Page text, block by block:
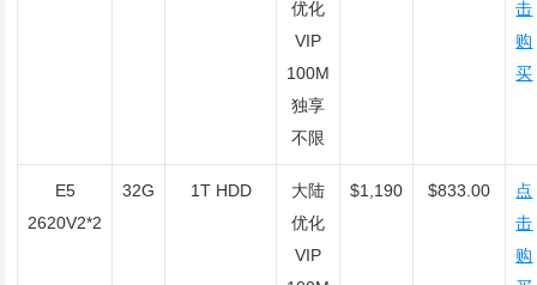
优化
VIP
100M
独享
不限
击
购
买
E5
2620V2*2
32G 1T HDD
大陆
优化
VIP
$1,190 $833.00
点
击
购